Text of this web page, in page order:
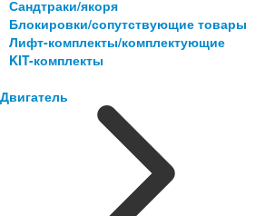
Сандтраки/якоря
Блокировки/сопутствующие товары
Лифт-комплекты/комплектующие
KIT-комплекты
Двигатель